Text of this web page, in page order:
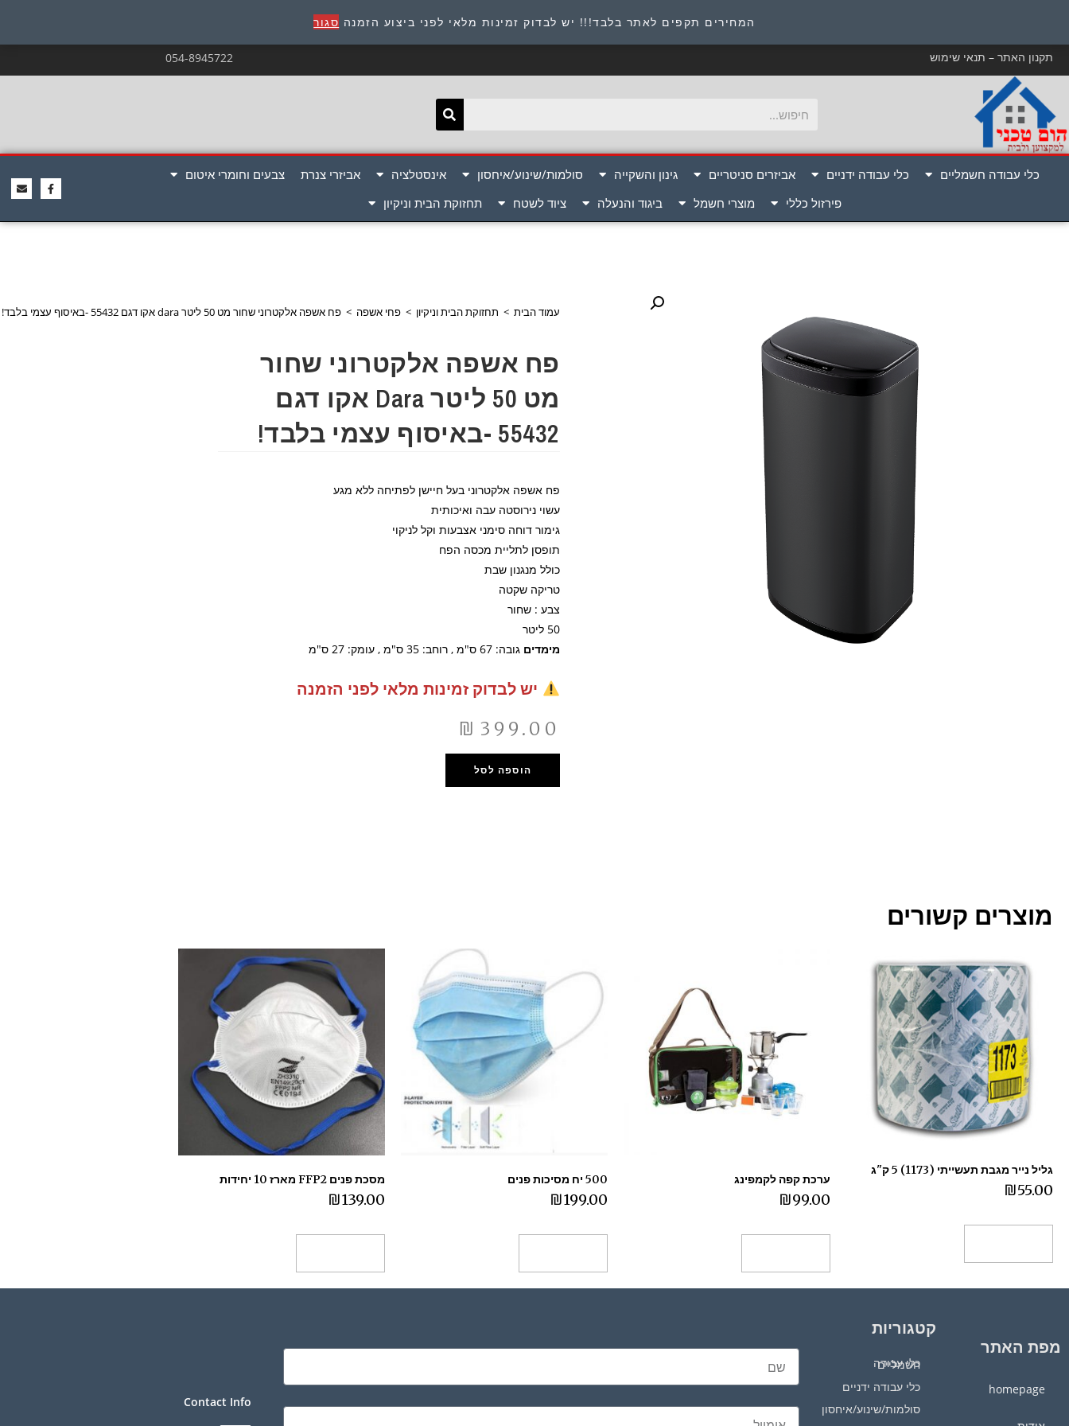
המחירים תקפים לאתר בלבד!!! יש לבדוק זמינות מלאי לפני ביצוע הזמנה סגור כתובת : היוזמים 9 אור יהודה שירות לקוחות 054-8945722
תקנון האתר – תנאי שימוש 054-8945722
כלי עבודה חשמליים כלי עבודה ידניים אביזרים סניטריים גינון והשקייה סולמות/שינוע/איחסון אינסטלציה אביזרי צנרת
צבעים וחומרי איטום
פירזול כללי
מוצרי חשמל ביגוד והנעלה ציוד לשטח תחזוקת הבית וניקיון
עמוד הבית > תחזוקת הבית וניקיון > פחי אשפה > פח אשפה אלקטרוני שחור מט 50 ליטר dara אקו דגם 55432 -באיסוף עצמי בלבד!
פח אשפה אלקטרוני שחור
מט 50 ליטר Dara אקו דגם
55432 -באיסוף עצמי בלבד!
פח אשפה אלקטרוני בעל חיישן לפתיחה ללא מגע
עשוי נירוסטה עבה ואיכותית
גימור דוחה סימני אצבעות וקל לניקוי
תופסן לתליית מכסה הפח
כולל מנגנון שבת
טריקה שקטה
צבע : שחור
50 ליטר
מימדים גובה: 67 ס"מ , רוחב: 35 ס"מ , עומק: 27 ס"מ
יש לבדוק זמינות מלאי לפני הזמנה
₪ 399.00
הוספה לסל
מוצרים קשורים
גליל נייר מגבת תעשייתי (1173) 5 ק"ג
₪55.00
ערכת קפה לקמפינג
₪99.00
500 יח מסיכות פנים
₪199.00
מסכת פנים FFP2 מארז 10 יחידות
₪139.00
מפת האתר
homepage
קטגוריות
כלי עבודה חשמליים
כלי עבודה ידניים
סולמות/שינוע/איחסון
Contact Info